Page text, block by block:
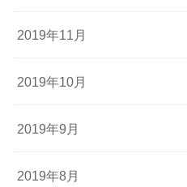
2019年11月
2019年10月
2019年9月
2019年8月